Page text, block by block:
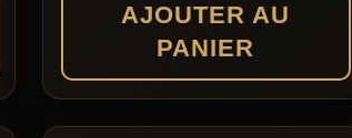
AJOUTER AU
PANIER